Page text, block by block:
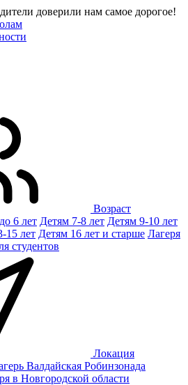
доверили нам самое дорогое!
Возраст
6 лет Детям 7-8 лет Детям 9-10 лет
15 лет Детям 16 лет и старше Лагеря
студентов
Локация
Валдайская Робинзонада
в Новгородской области